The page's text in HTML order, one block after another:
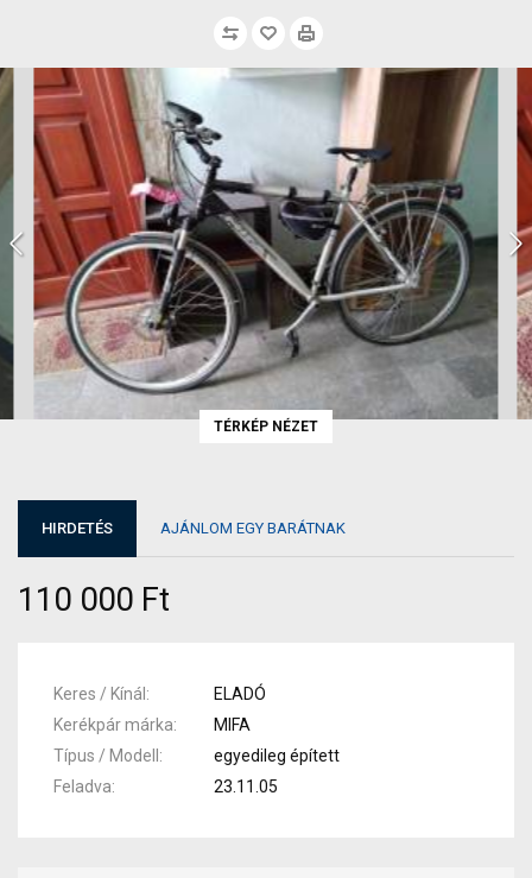
TÉRKÉP NÉZET
HIRDETÉS AJÁNLOM EGY BARÁTNAK
110 000 Ft
Keres / Kínál
ELADÓ
Kerékpár márka
MIFA
Típus / Modell
egyedileg épített
Feladva
23.11.05